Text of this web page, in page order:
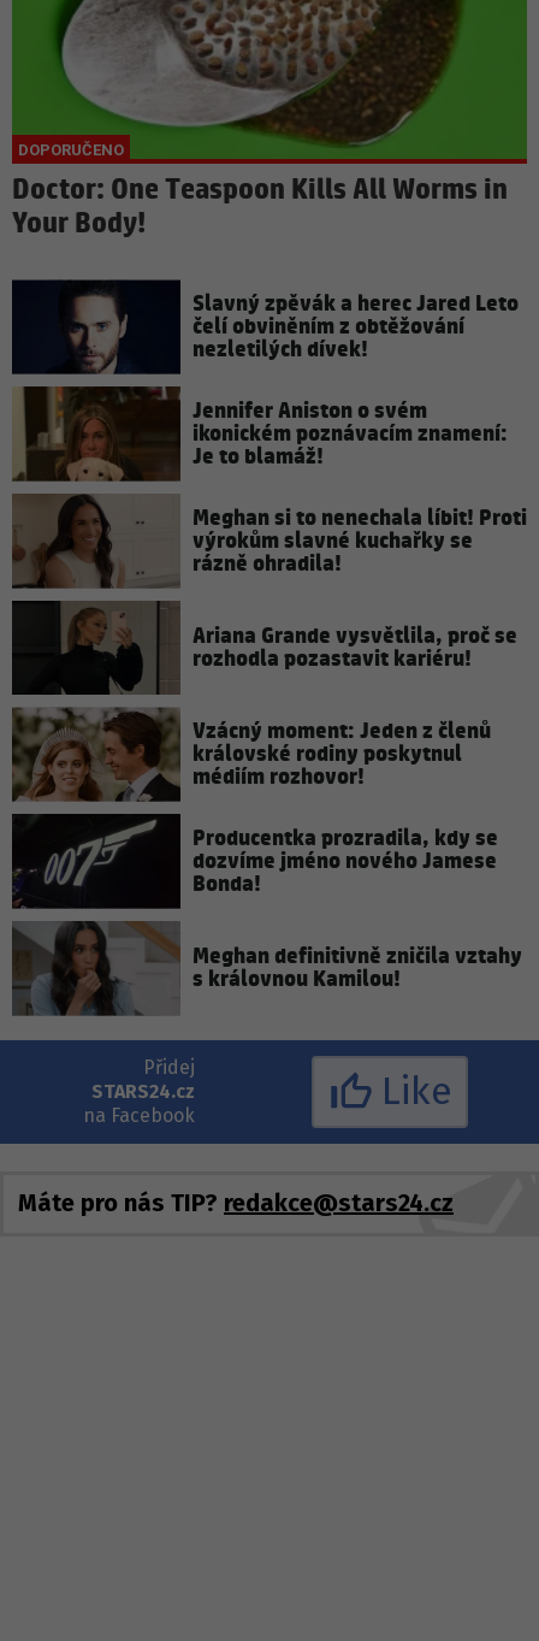
Doctor: One Teaspoon Kills All Worms in
Your Body!
Slavný zpěvák a herec Jared Leto
čelí obviněním z obtěžování
nezletilých dívek!
Jennifer Aniston o svém
ikonickém poznávacím znamení:
Je to blamáž!
Meghan si to nenechala líbit! Proti
výrokům slavné kuchařky se
rázně ohradila!
Ariana Grande vysvětlila, proč se
rozhodla pozastavit kariéru!
Vzácný moment: Jeden z členů
královské rodiny poskytnul
médiím rozhovor!
Producentka prozradila, kdy se
dozvíme jméno nového Jamese
Bonda!
Meghan definitivně zničila vztahy
s královnou Kamilou!
Přidej
STARS24.cz
na Facebook
Like
Máte pro nás TIP? redakce@stars24.cz